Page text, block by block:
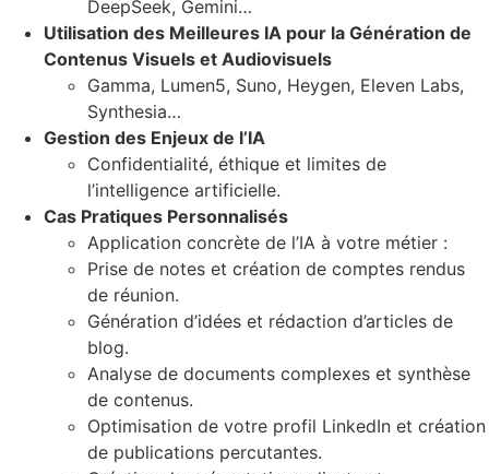
DeepSeek, Gemini…
Utilisation des Meilleures IA pour la Génération de
Contenus Visuels et Audiovisuels
Gamma, Lumen5, Suno, Heygen, Eleven Labs,
Synthesia…
Gestion des Enjeux de l’IA
Confidentialité, éthique et limites de
l’intelligence artificielle.
Cas Pratiques Personnalisés
Application concrète de l’IA à votre métier :
Prise de notes et création de comptes rendus
de réunion.
Génération d’idées et rédaction d’articles de
blog.
Analyse de documents complexes et synthèse
de contenus.
Optimisation de votre profil LinkedIn et création
de publications percutantes.